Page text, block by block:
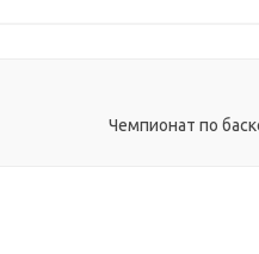
Чемпионат по